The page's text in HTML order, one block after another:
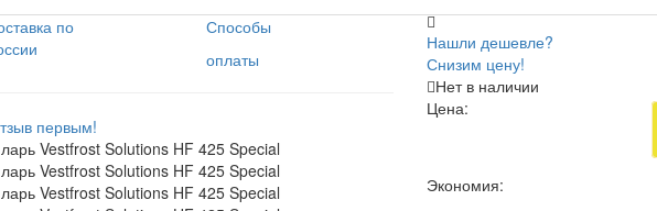
по
Способы
оплаты
первым!
Нашли дешевле?
Снизим цену!
Нет в наличии
Цена:
Экономия: